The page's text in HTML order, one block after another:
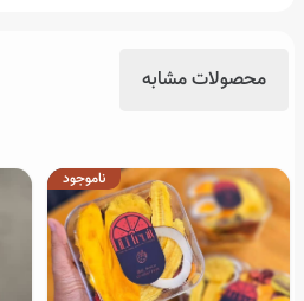
محصولات مشابه
ناموجود